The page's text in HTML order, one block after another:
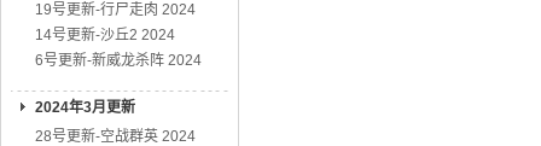
19号更新-行尸走肉 2024
14号更新-沙丘2 2024
6号更新-新威龙杀阵 2024
2024年3月更新
28号更新-空战群英 2024